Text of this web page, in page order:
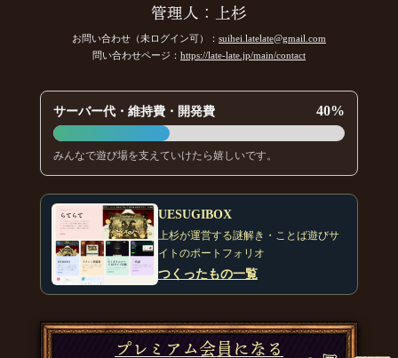
管理人：上杉
お問い合わせ（未ログイン可）： suihei.latelate@gmail.com
問い合わせページ： https://late-late.jp/main/contact
サーバー代・維持費・開発費 40%
みんなで遊び場を支えていけたら嬉しいです。
UESUGIBOX
上杉が運営する謎解き・ことば遊びサ
イトのポートフォリオ
つくったもの一覧
プレミアム会員になる